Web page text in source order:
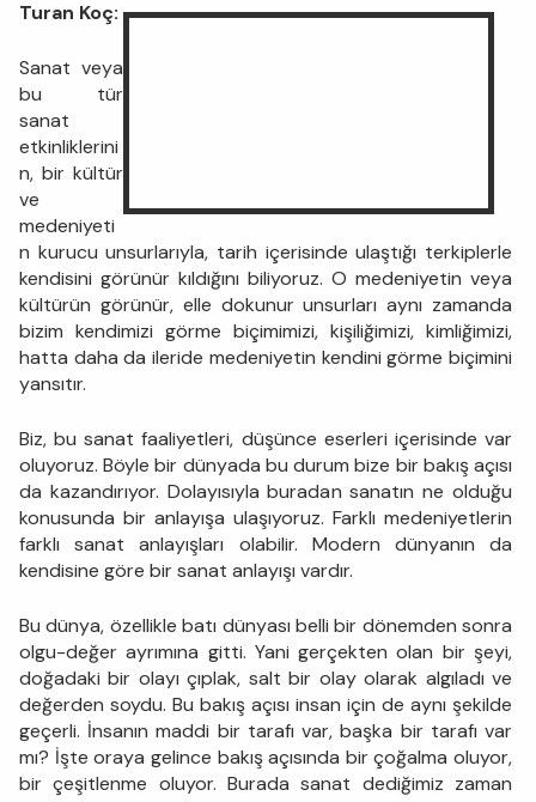
Turan Koç:
Sanat veya
bu tür
sanat
etkinliklerini
n, bir kültür
ve
medeniyeti
n kurucu unsurlarıyla, tarih içerisinde ulaştığı terkiplerle
kendisini görünür kıldığını biliyoruz. O medeniyetin veya
kültürün görünür, elle dokunur unsurları aynı zamanda
bizim kendimizi görme biçimimizi, kişiliğimizi, kimliğimizi,
hatta daha da ileride medeniyetin kendini görme biçimini
yansıtır.
Biz, bu sanat faaliyetleri, düşünce eserleri içerisinde var
oluyoruz. Böyle bir dünyada bu durum bize bir bakış açısı
da kazandırıyor. Dolayısıyla buradan sanatın ne olduğu
konusunda bir anlayışa ulaşıyoruz. Farklı medeniyetlerin
farklı sanat anlayışları olabilir. Modern dünyanın da
kendisine göre bir sanat anlayışı vardır.
Bu dünya, özellikle batı dünyası belli bir dönemden sonra
olgu-değer ayrımına gitti. Yani gerçekten olan bir şeyi,
doğadaki bir olayı çıplak, salt bir olay olarak algıladı ve
değerden soydu. Bu bakış açısı insan için de aynı şekilde
geçerli. İnsanın maddi bir tarafı var, başka bir tarafı var
mı? İşte oraya gelince bakış açısında bir çoğalma oluyor,
bir çeşitlenme oluyor. Burada sanat dediğimiz zaman